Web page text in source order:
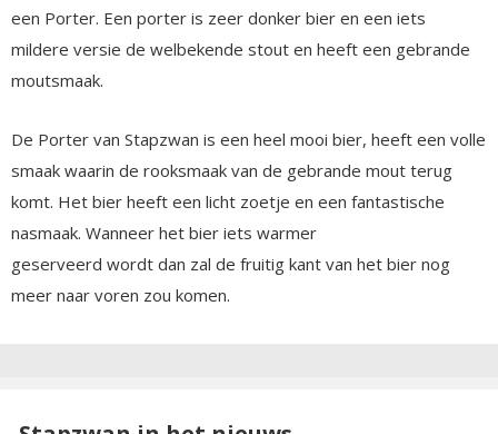
een Porter. Een porter is zeer donker bier en een iets
mildere versie de welbekende stout en heeft een gebrande
moutsmaak.
De Porter van Stapzwan is een heel mooi bier, heeft een volle
smaak waarin de rooksmaak van de gebrande mout terug
komt. Het bier heeft een licht zoetje en een fantastische
nasmaak. Wanneer het bier iets warmer
geserveerd wordt dan zal de fruitig kant van het bier nog
meer naar voren zou komen.